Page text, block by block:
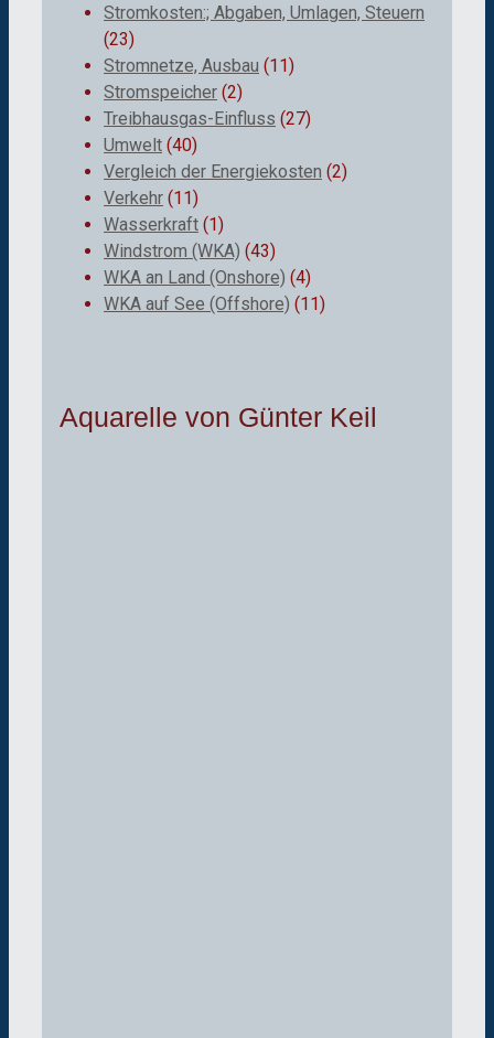
Stromkosten:; Abgaben, Umlagen, Steuern
(23)
Stromnetze, Ausbau (11)
Stromspeicher (2)
Treibhausgas-Einfluss (27)
Umwelt (40)
Vergleich der Energiekosten (2)
Verkehr (11)
Wasserkraft (1)
Windstrom (WKA) (43)
WKA an Land (Onshore) (4)
WKA auf See (Offshore) (11)
Aquarelle von Günter Keil